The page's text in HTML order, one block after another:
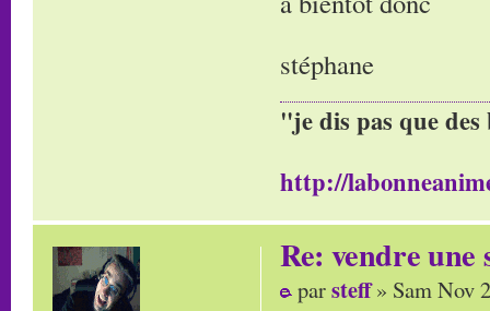
stéphane
"je dis pas que
http://
Re: vendre une
parsteff» Sam Nov